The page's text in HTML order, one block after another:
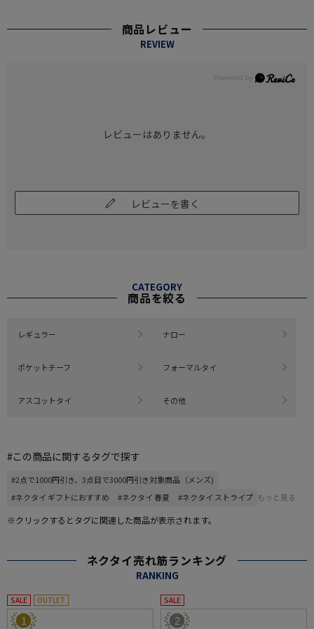
商品レビュー
REVIEW
レビューはありません。
レビューを書く
CATEGORY
商品を絞る
レギュラー ナロー
ポケットチーフ フォーマルタイ
アスコットタイ その他
#この商品に関するタグで探す
#2点で1000円引き、3点目で3000円引き対象商品（メンズ)
#ネクタイ ギフトにおすすめ
#ネクタイ 春夏 #ネクタイ ストライプ もっと見る
※クリックするとタグに関連した商品が表示されます。
ネクタイ売れ筋ランキング
RANKING
SALE OUTLET
1
SALE
2